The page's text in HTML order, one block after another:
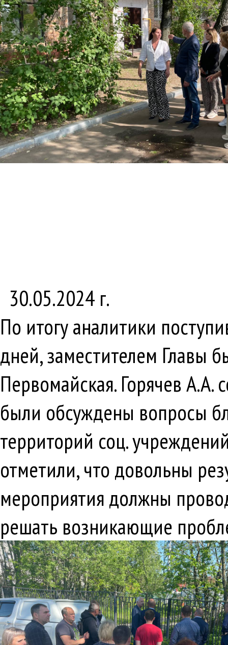
30.05.2024 г.
По итогу аналитики
дней, заместителем Главы
Первомайская. Горячев
были обсуждены вопросы
территорий соц.
отметили, что довольны
мероприятия должны
решать возникающие